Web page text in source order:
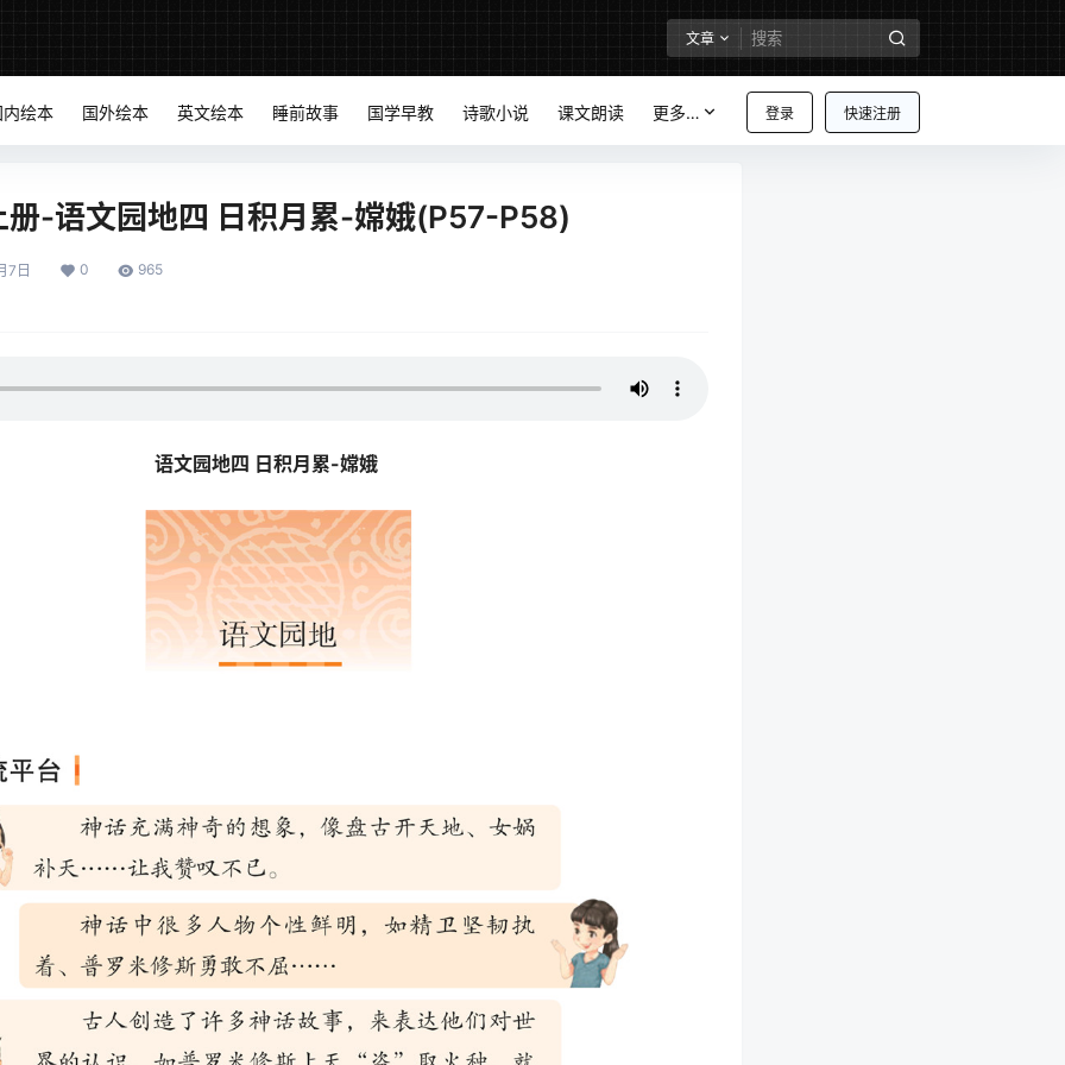
文章
登录 快速注册
内绘本 国外绘本 英文绘本 睡前故事 国学早教 诗歌小说 课文朗读 更多…
册-语文园地四 日积月累-嫦娥(P57-P58)
7日 0 965
语文园地四 日积月累-嫦娥